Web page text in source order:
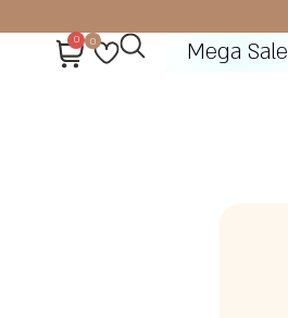
Mega Sale
0
0